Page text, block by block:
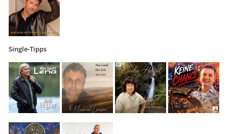
Single-Tipps